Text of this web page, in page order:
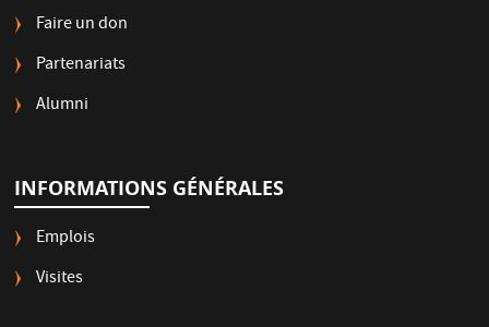
Faire un don
Partenariats
Alumni
INFORMATIONS GÉNÉRALES
Emplois
Visites